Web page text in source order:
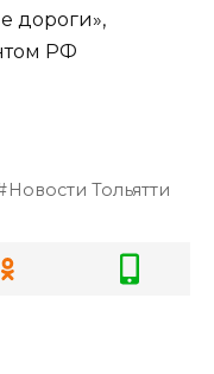
дороги»,
РФ
Новости Тольятти